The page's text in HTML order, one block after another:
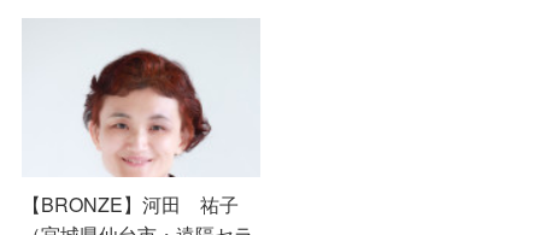
【BRONZE】河田 祐子